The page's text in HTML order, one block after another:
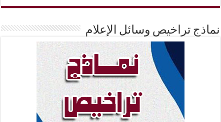
نماذج تراخيص وسائل الإعلام